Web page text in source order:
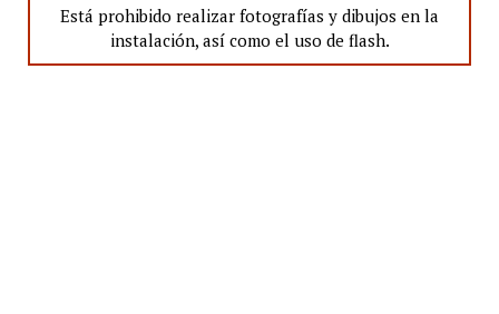
Está prohibido realizar fotografías y dibujos en la
instalación, así como el uso de flash.